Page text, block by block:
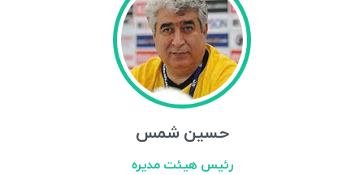
حسین شمس
رئيس هيئت مديره